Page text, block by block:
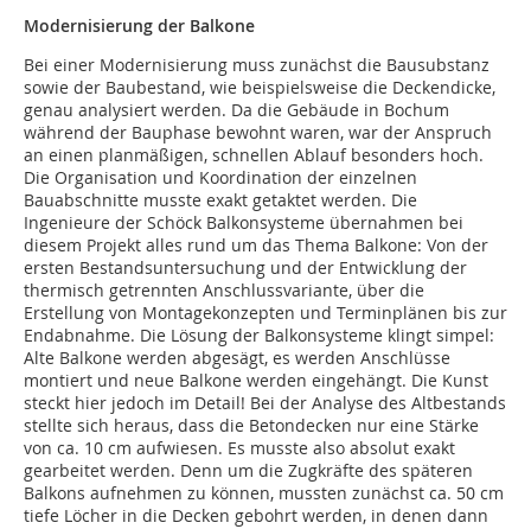
Modernisierung der Balkone
Bei einer Modernisierung muss zunächst die Bausubstanz
sowie der Baubestand, wie beispielsweise die Deckendicke,
genau analysiert werden. Da die Gebäude in Bochum
während der Bauphase bewohnt waren, war der An­­spruch
an einen planmäßigen, schnellen Ablauf besonders hoch.
Die Organisation und Koordination der einzelnen
Bauabschnitte musste exakt getaktet werden. Die
Ingenieure der Schöck Balkonsysteme übernahmen bei
diesem Projekt alles rund um das Thema Balkone: Von der
ersten Bestandsuntersuchung und der Entwicklung der
thermisch getrennten Anschlussvariante, über die
Erstellung von Montagekonzepten und Terminplänen bis zur
Endabnahme. Die Lösung der Balkonsysteme klingt simpel:
Alte Balkone werden abgesägt, es werden Anschlüsse
montiert und neue Balkone werden eingehängt. Die Kunst
steckt hier jedoch im Detail! Bei der Analyse des Altbestands
stellte sich heraus, dass die Betondecken nur eine Stärke
von ca. 10 cm aufwiesen. Es musste also absolut exakt
gearbeitet werden. Denn um die Zugkräfte des späteren
Balkons aufnehmen zu können, mussten zunächst ca. 50 cm
tiefe Löcher in die Decken gebohrt werden, in denen dann